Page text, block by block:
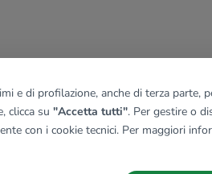
e di profilazione, anche di terza parte,
clicca su "Accetta tutti". Per gestire o
con i cookie tecnici. Per maggiori